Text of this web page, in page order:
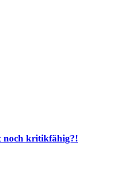
noch kritikfähig?!